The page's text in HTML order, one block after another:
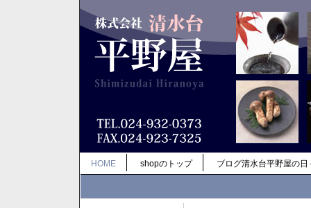
HOME shopのトップ ブログ清水台平野屋の日